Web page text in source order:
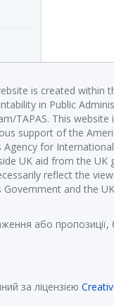
is created within
in Public
TAPAS. This
support of the
Agency for
UK aid from the
reflect the
Government and the
або пропозиції,
за ліцензією